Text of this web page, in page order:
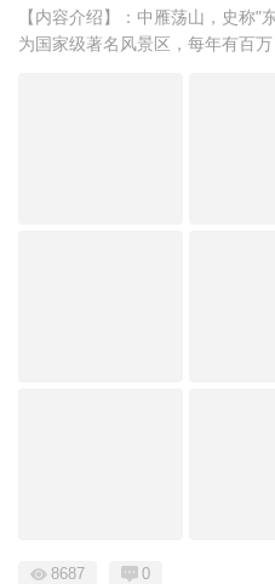
【内容介绍】：中雁荡山，史称
为国家级著名风景区，每年有百万
8687 0